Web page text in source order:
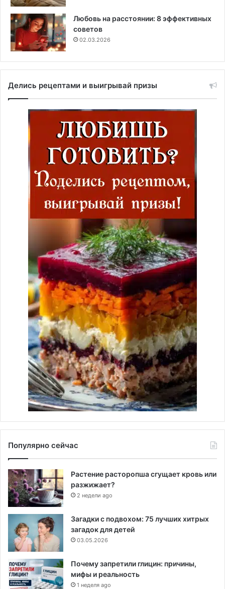
Любовь на расстоянии: 8 эффективных
советов
02.03.2026
Делись рецептами и выигрывай призы
Популярно сейчас
Растение расторопша сгущает кровь или
разжижает?
2 недели ago
Загадки с подвохом: 75 лучших хитрых
загадок для детей
03.05.2026
Почему запретили глицин: причины,
мифы и реальность
1 неделя ago